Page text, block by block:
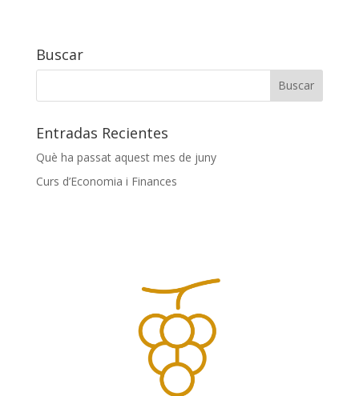
Buscar
Entradas Recientes
Què ha passat aquest mes de juny
Curs d’Economia i Finances